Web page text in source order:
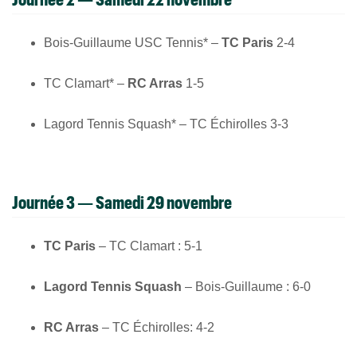
Bois-Guillaume USC Tennis* – TC Paris 2-4
TC Clamart* – RC Arras 1-5
Lagord Tennis Squash* – TC Échirolles 3-3
Journée 3 — Samedi 29 novembre
TC Paris – TC Clamart : 5-1
Lagord Tennis Squash – Bois-Guillaume : 6-0
RC Arras – TC Échirolles: 4-2